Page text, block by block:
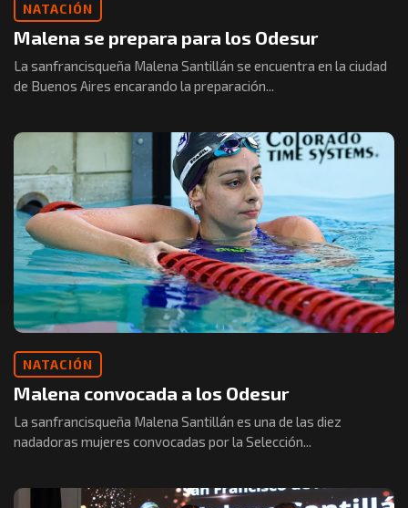
NATACIÓN
Malena se prepara para los Odesur
La sanfrancisqueña Malena Santillán se encuentra en la ciudad
de Buenos Aires encarando la preparación...
NATACIÓN
Malena convocada a los Odesur
La sanfrancisqueña Malena Santillán es una de las diez
nadadoras mujeres convocadas por la Selección...